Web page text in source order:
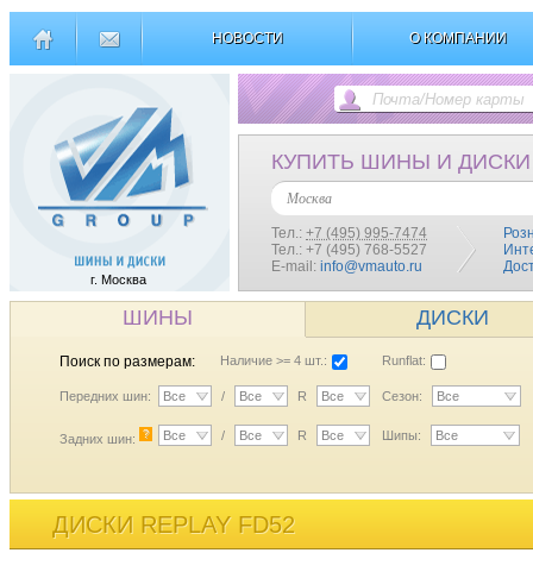
НОВОСТИ О КОМПАНИИ
г. Москва
КУПИТЬ ШИНЫ И ДИСКИ
Москва
Тел.: +7 (495) 995-7474
Тел.: +7 (495) 768-5527
E-mail: info@vmauto.ru
ШИНЫ ДИСКИ
Поиск по размерам: Наличие >= 4 шт.: Runflat:
Передних шин: Все / Все R Все Сезон: Все
Задних шин: ? Все / Все R Все Шипы: Все
ДИСКИ REPLAY FD52